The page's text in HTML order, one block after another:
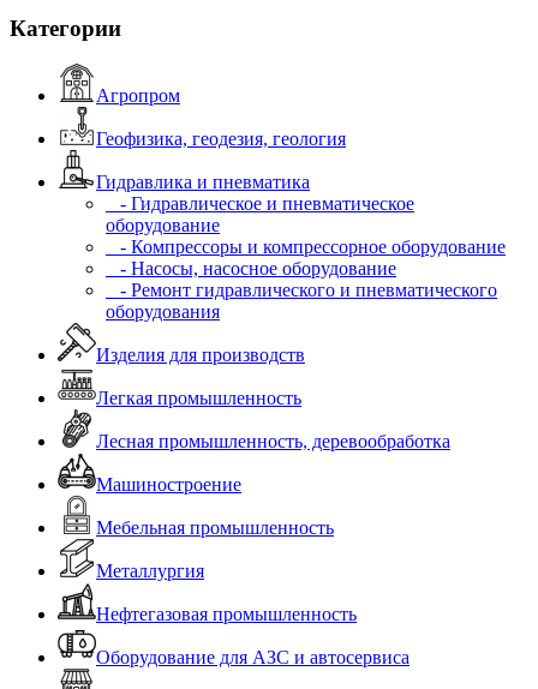
Категории
Агропром
Геофизика, геодезия, геология
Гидравлика и пневматика
- Гидравлическое и пневматическое
оборудование
- Компрессоры и компрессорное оборудование
- Насосы, насосное оборудование
- Ремонт гидравлического и пневматического
оборудования
Изделия для производств
Легкая промышленность
Лесная промышленность, деревообработка
Машиностроение
Мебельная промышленность
Металлургия
Нефтегазовая промышленность
Оборудование для АЗС и автосервиса